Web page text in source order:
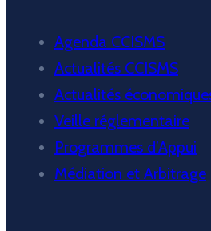
Agenda CCISMS
Actualités CCISMS
Actualités
Veille réglementaire
Programmes d’Appui
Médiation et Arbitrage